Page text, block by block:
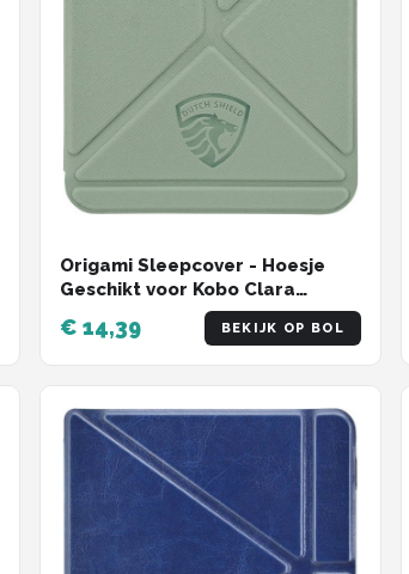
Origami Sleepcover - Hoesje
Geschikt voor Kobo Clara
Colour- Book Case Hoes Cover -
Agave Green Blue - ereader
hoesje - cover
€ 14,39 BEKIJK OP BOL